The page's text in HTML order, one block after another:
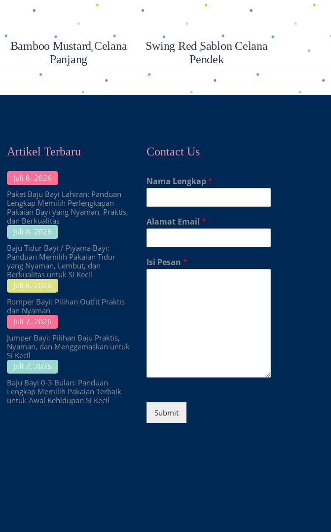
Bamboo Mustard Celana
Panjang
Swing Red Sablon Celana
Pendek
Artikel Terbaru
Juli 8, 2026
Paket Baju Bayi Lahiran: Panduan
Lengkap Memilih Perlengkapan
Pakaian Bayi yang Nyaman, Praktis,
dan Berkualitas
Juli 8, 2026
Baju Tidur Bayi / Piyama Bayi:
Panduan Memilih Pakaian Tidur
yang Nyaman, Lembut, dan
Berkualitas untuk Si Kecil
Juli 8, 2026
Romper Bayi: Pilihan Outfit Praktis
dan Nyaman
Juli 7, 2026
Jumper Bayi: Pilihan Baju Praktis,
Nyaman, dan Menggemaskan untuk
Si Kecil
Juli 7, 2026
Baju Bayi 0-3 Bulan: Panduan
Lengkap Memilih Pakaian Terbaik
untuk Awal Kehidupan Si Kecil
Contact Us
Nama Lengkap*
Alamat Email *
Isi Pesan *
Submit